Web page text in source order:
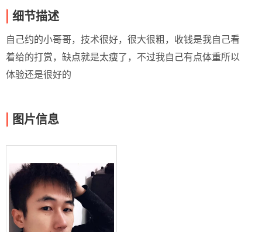
细节描述
自己约的小哥哥，技术很好，很大很粗，收钱是我自己看
着给的打赏，缺点就是太瘦了，不过我自己有点体重所以
体验还是很好的
图片信息